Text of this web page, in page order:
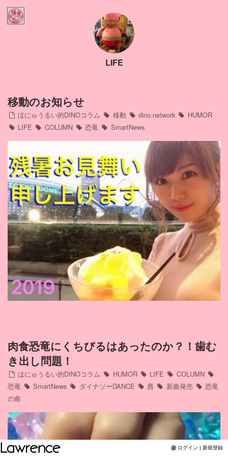
Home
ほにゅうるい的DINOコラム
Profile
インスタ
アメブロ
ミリブロ
FB
Twitter
YouTubeチャンネル
LIFE
移動のお知らせ
ほにゅうるい的DINOコラム 移動 dino.network
HUMOR
LIFE
COLUMN 恐竜 SmartNews
肉食恐竜にくちびるはあったのか？！歯む
き出し問題！
ほにゅうるい的DINOコラム HUMOR LIFE
COLUMN
恐竜
SmartNews ダイナソーDANCE 唇 新曲発売
恐竜
の曲
ログイン | 新規登録